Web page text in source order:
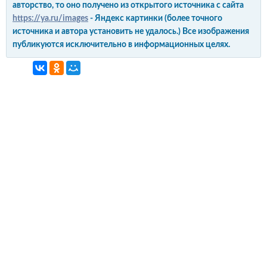
авторство, то оно получено из открытого источника с сайта
https://ya.ru/images - Яндекс картинки (более точного
источника и автора установить не удалось.) Все изображения
публикуются исключительно в информационных целях.